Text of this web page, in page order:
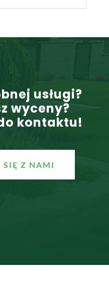
usługi?
wyceny?
kontaktu!
SIĘ Z NAMI